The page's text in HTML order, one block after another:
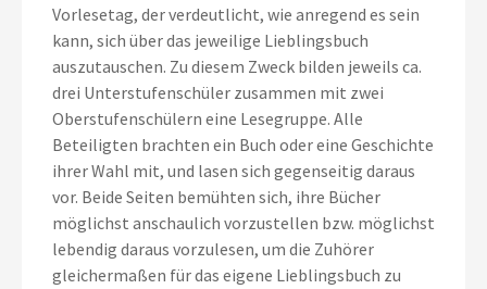
Vorlesetag, der verdeutlicht, wie anregend es sein
kann, sich über das jeweilige Lieblingsbuch
auszutauschen. Zu diesem Zweck bilden jeweils ca.
drei Unterstufenschüler zusammen mit zwei
Oberstufenschülern eine Lesegruppe. Alle
Beteiligten brachten ein Buch oder eine Geschichte
ihrer Wahl mit, und lasen sich gegenseitig daraus
vor. Beide Seiten bemühten sich, ihre Bücher
möglichst anschaulich vorzustellen bzw. möglichst
lebendig daraus vorzulesen, um die Zuhörer
gleichermaßen für das eigene Lieblingsbuch zu